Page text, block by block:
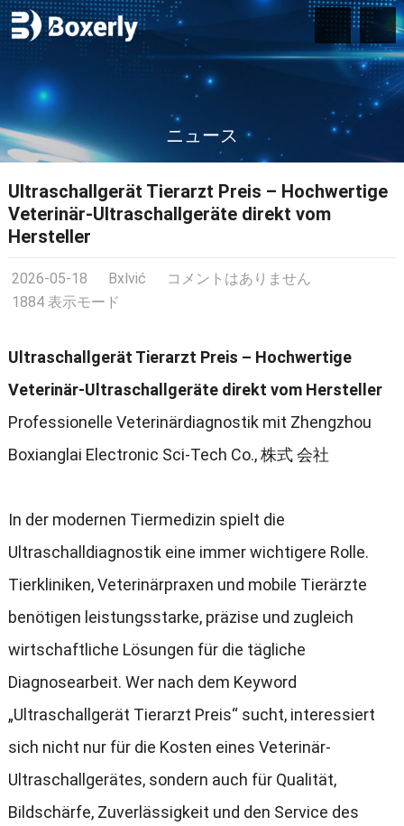
ニュース
Ultraschallgerät Tierarzt Preis – Hochwertige
Veterinär-Ultraschallgeräte direkt vom
Hersteller
2026-05-18 Bxlvić
コメントはありません
1884 表示モード
Ultraschallgerät Tierarzt Preis – Hochwertige
Veterinär-Ultraschallgeräte direkt vom Hersteller
Professionelle Veterinärdiagnostik mit Zhengzhou
Boxianglai Electronic Sci-Tech Co., 株式 会社
In der modernen Tiermedizin spielt die
Ultraschalldiagnostik eine immer wichtigere Rolle.
Tierkliniken,Veterinärpraxen und mobile Tierärzte
benötigen leistungsstarke, präzise und zugleich
wirtschaftliche Lösungen für die tägliche
Diagnosearbeit. Wer nach dem Keyword
„Ultraschallgerät Tierarzt Preis“ sucht, interessiert
sich nicht nur für die Kosten eines Veterinär-
Ultraschallgerätes, sondern auch für Qualität,
Bildschärfe, Zuverlässigkeit und den Service des